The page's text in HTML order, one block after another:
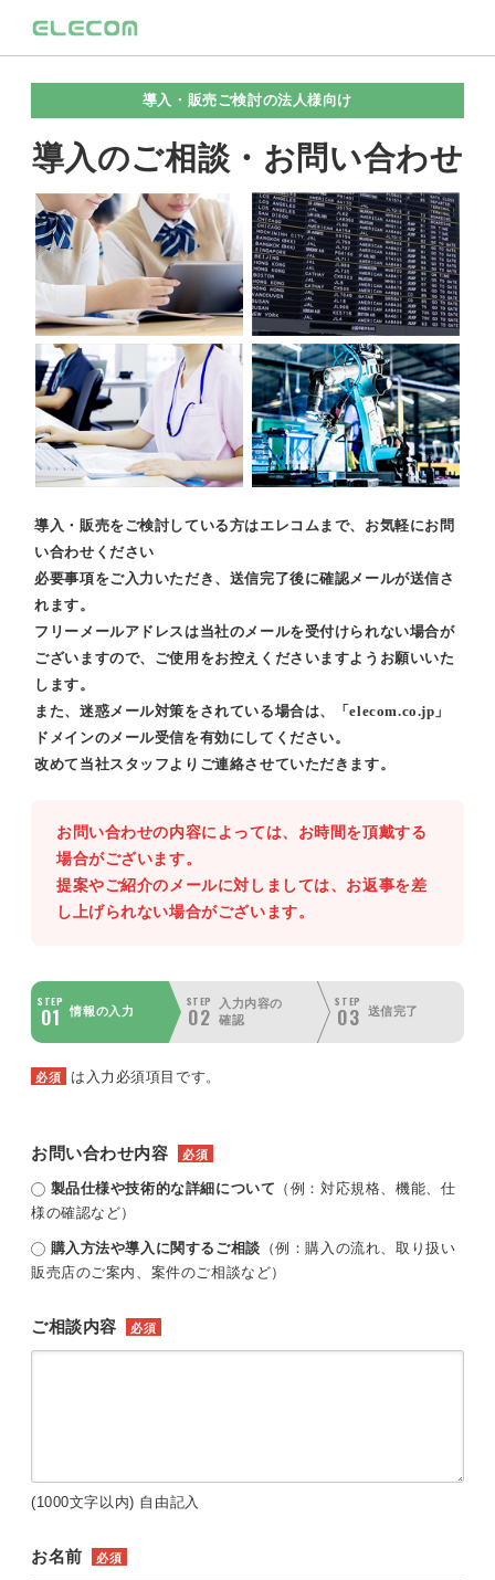
導入・販売ご検討の法人様向け
導入のご相談・お問い合わせ
導入・販売をご検討している方はエレコムまで、お気軽にお問
い合わせください
必要事項をご入力いただき、送信完了後に確認メールが送信さ
れます。
フリーメールアドレスは当社のメールを受付けられない場合が
ございますので、ご使用をお控えくださいますようお願いいた
します。
また、迷惑メール対策をされている場合は、「elecom.co.jp」
ドメインのメール受信を有効にしてください。
改めて当社スタッフよりご連絡させていただきます。
お問い合わせの内容によっては、お時間を頂戴する
場合がございます。
提案やご紹介のメールに対しましては、お返事を差
し上げられない場合がございます。
STEP
01 情報の入力
STEP
02
入力内容の
確認
STEP
03 送信完了
必須 は入力必須項目です。
お問い合わせ内容 必須
製品仕様や技術的な詳細について （例：対応規格、機能、仕
様の確認など）
購入方法や導入に関するご相談 （例：購入の流れ、取り扱い
販売店のご案内、案件のご相談など）
ご相談内容 必須
(1000文字以内) 自由記入
お名前 必須